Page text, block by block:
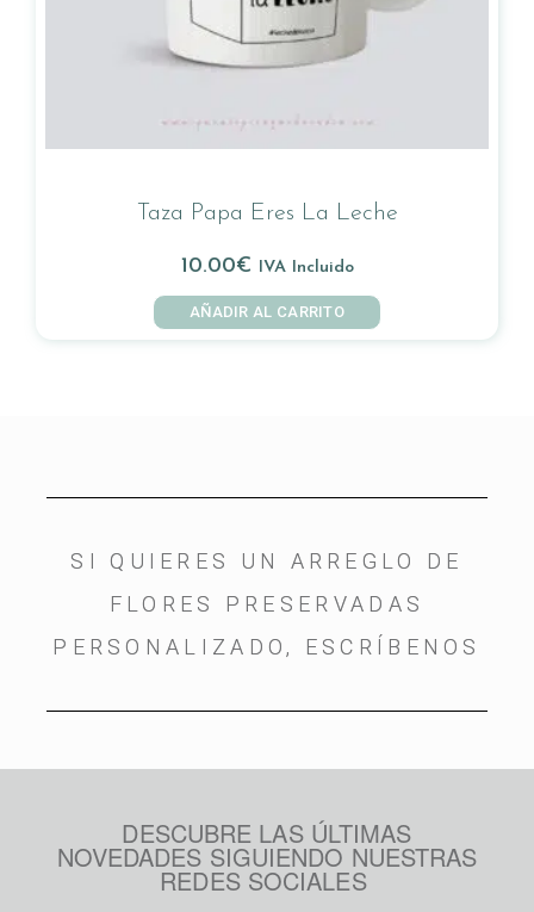
Taza Papa Eres La Leche
10.00€ IVA Incluido
AÑADIR AL CARRITO
SI QUIERES UN ARREGLO DE
FLORES PRESERVADAS
PERSONALIZADO, ESCRÍBENOS
DESCUBRE LAS ÚLTIMAS
NOVEDADES SIGUIENDO NUESTRAS
REDES SOCIALES